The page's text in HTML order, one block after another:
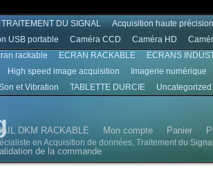
DU SIGNAL Acquisition haute précision
USB portable Caméra CCD Caméra HD
rackable ECRAN RACKABLE ECRANS
High speed image acquisition Imagerie numérique
et Vibration TABLETTE DURCIE Uncategorized
en Acquisition de données, Traitement du
DKM RACKABLE Mon compte Panier
de la commande